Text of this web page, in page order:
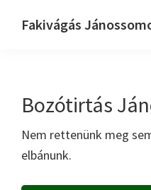
Fakivágás
Bozótirtás
Nem rettenünk meg
elbánunk.